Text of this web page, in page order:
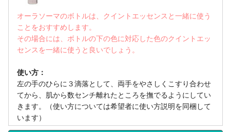
オーラソーマのボトルは、クイントエッセンスと一緒に使う
ことをおすすめします。
その場合には、ボトルの下の色に対応した色のクイントエッ
センスを一緒に使うと良いでしょう。
使い方：
左の手のひらに３滴落として、両手をやさしくこすり合わせ
てから、肌から数センチ離れたところを撫でるようにしてい
きます。（使い方については希望者に使い方説明を同梱して
います）